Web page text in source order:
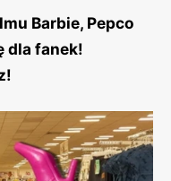
Barbie, Pepco
dla fanek!